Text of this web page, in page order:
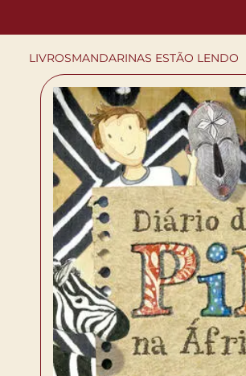
LIVROSMANDARINAS ESTÃO LENDO